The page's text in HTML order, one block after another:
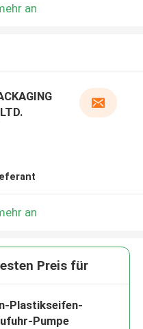
an
an
Preis für
Plastikseifen-
Pumpe